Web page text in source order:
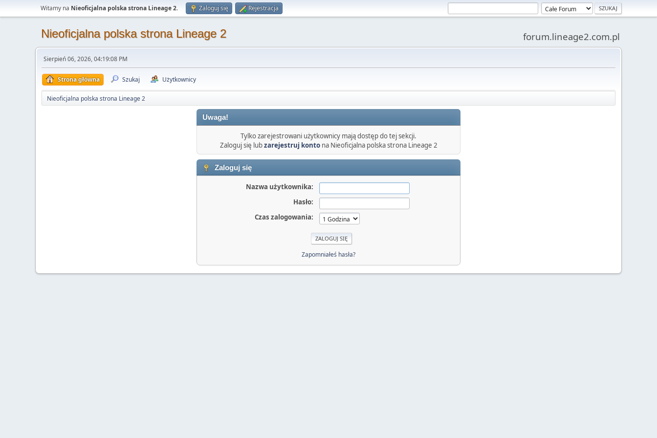
Witamy na Nieoficjalna polska strona Lineage 2. Zaloguj się Rejestracja
Nieoficjalna polska strona Lineage 2 forum.lineage2.com.pl
Sierpień 06, 2026, 04:19:08 PM
Strona główna Szukaj Użytkownicy
Nieoficjalna polska strona Lineage 2
Uwaga!
Tylko zarejestrowani użytkownicy mają dostęp do tej sekcji.
Zaloguj się lubzarejestruj kontona Nieoficjalna polska strona Lineage 2
Zaloguj się
Nazwa użytkownika:
Hasło:
Czas zalogowania:
Zapomniałeś hasła?